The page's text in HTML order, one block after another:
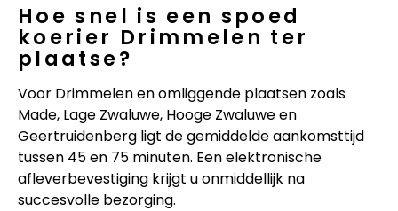
Hoe snel is een spoed
koerier Drimmelen ter
plaatse?
Voor Drimmelen en omliggende plaatsen zoals
Made, Lage Zwaluwe, Hooge Zwaluwe en
Geertruidenberg ligt de gemiddelde aankomsttijd
tussen 45 en 75 minuten. Een elektronische
afleverbevestiging krijgt u onmiddellijk na
succesvolle bezorging.